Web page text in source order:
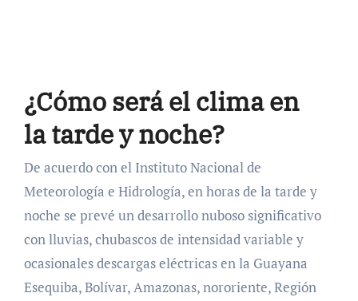
¿Cómo será el clima en
la tarde y noche?
De acuerdo con el Instituto Nacional de
Meteorología e Hidrología, en horas de la tarde y
noche se prevé un desarrollo nuboso significativo
con lluvias, chubascos de intensidad variable y
ocasionales descargas eléctricas en la Guayana
Esequiba, Bolívar, Amazonas, nororiente, Región